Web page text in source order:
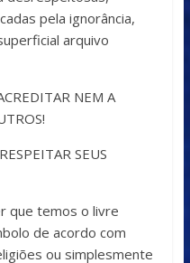
pela ignorância,
arquivo
NEM A
SEUS
que temos o livre
de acordo com
ou simplesmente